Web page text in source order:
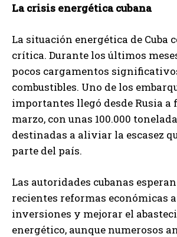
La crisis energética cubana
La situación energética de Cuba
crítica. Durante los últimos
pocos cargamentos
combustibles. Uno de los
importantes llegó desde Rusia a
marzo, con unas 100.000
destinadas a aliviar la escasez
parte del país.
Las autoridades cubanas
recientes reformas económicas
inversiones y mejorar el
energético, aunque numerosos